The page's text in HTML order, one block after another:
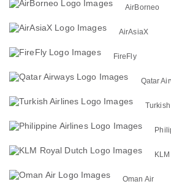
AirBorneo
AirAsiaX
FireFly
Qatar
Oman Air